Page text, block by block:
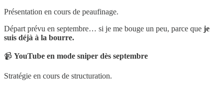
Présentation en cours de peaufinage.
Départ prévu en septembre… si je me bouge un peu, parce que je
suis déjà à la bourre.
📹 YouTube en mode sniper dès septembre
Stratégie en cours de structuration.